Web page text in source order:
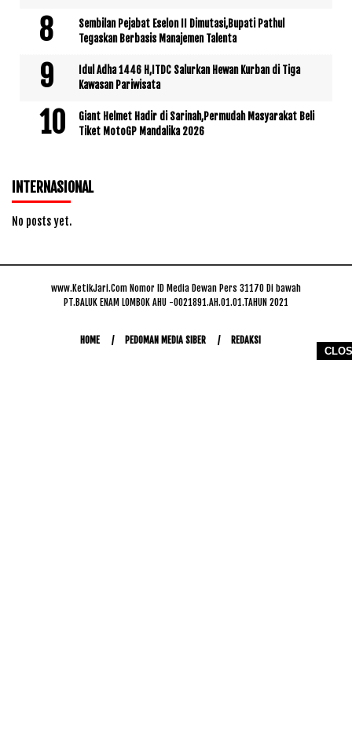
Sembilan Pejabat Eselon II Dimutasi,Bupati Pathul
Tegaskan Berbasis Manajemen Talenta
Idul Adha 1446 H,ITDC Salurkan Hewan Kurban di Tiga
Kawasan Pariwisata
Giant Helmet Hadir di Sarinah,Permudah Masyarakat Beli
Tiket MotoGP Mandalika 2026
INTERNASIONAL
No posts yet.
www.KetikJari.Com Nomor ID Media Dewan Pers 31170 Di bawah
PT.BALUK ENAM LOMBOK AHU -0021891.AH.01.01.TAHUN 2021
HOME PEDOMAN MEDIA SIBER REDAKSI